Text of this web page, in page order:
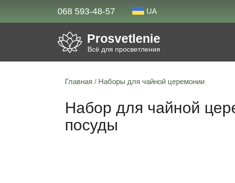
068 593-48-57 UA
Prosvetlenie
Всё для просветления
Главная / Наборы для чайной церемонии
Набор для чайной
посуды